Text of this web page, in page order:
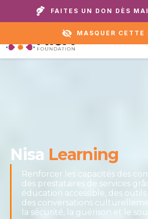
Appelez notre domicile ou notre service
d'assistance :
FAITES UN DON DÈS
MASQUER CETTE
Nisa Learning
Renforcer les capacités des
des prestataires de services
éducation accessible, des outils
des conversations
la sécurité, la guérison et le